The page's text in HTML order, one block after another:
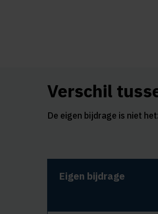
Verschil
De eigen bijdrage is niet
Eigen bijdrage